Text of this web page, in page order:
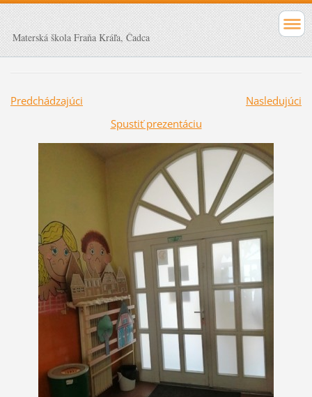
Materská škola Fraňa Kráľa, Čadca
Predchádzajúci
Nasledujúci
Spustiť prezentáciu